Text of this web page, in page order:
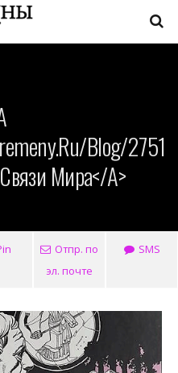
blog/2751
Мира</a>
Отпр. по
эл. почте
SMS